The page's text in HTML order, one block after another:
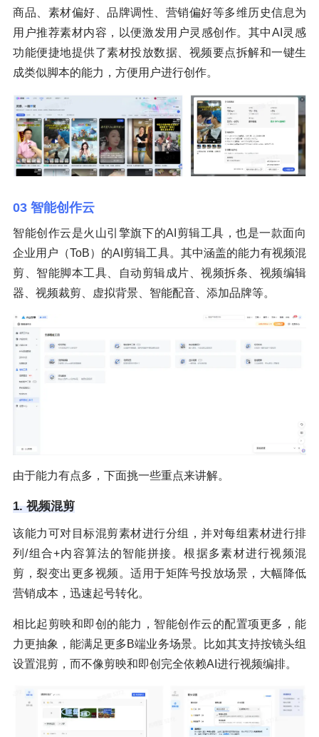
商品、素材偏好、品牌调性、营销偏好等多维历史信息为
用户推荐素材内容，以便激发用户灵感创作。其中AI灵感
功能便捷地提供了素材投放数据、视频要点拆解和一键生
成类似脚本的能力，方便用户进行创作。
03 智能创作云
智能创作云是火山引擎旗下的AI剪辑工具，也是一款面向
企业用户（ToB）的AI剪辑工具。其中涵盖的能力有视频混
剪、智能脚本工具、自动剪辑成片、视频拆条、视频编辑
器、视频裁剪、虚拟背景、智能配音、添加品牌等。
由于能力有点多，下面挑一些重点来讲解。
1. 视频混剪
该能力可对目标混剪素材进行分组，并对每组素材进行排
列/组合+内容算法的智能拼接。根据多素材进行视频混
剪，裂变出更多视频。适用于矩阵号投放场景，大幅降低
营销成本，迅速起号转化。
相比起剪映和即创的能力，智能创作云的配置项更多，能
力更抽象，能满足更多B端业务场景。比如其支持按镜头组
设置混剪，而不像剪映和即创完全依赖AI进行视频编排。